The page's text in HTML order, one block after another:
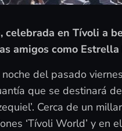
en Tívoli a
amigos como
del pasado
que se destinará
Cerca de un
‘Tívoli World’ y en